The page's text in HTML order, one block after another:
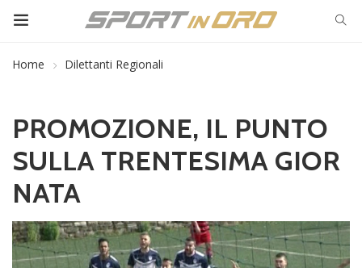
Home Dilettanti Regionali
PROMOZIONE, IL PUNTO
SULLA TRENTESIMA GIOR
NATA